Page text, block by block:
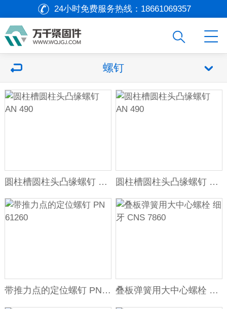
24小时免费服务热线： 18661069357
螺钉
圆柱槽圆柱头凸缘螺钉 AN 490 圆柱槽圆柱头凸缘螺钉 AN 490
带推力点的定位螺钉 PN 61260 叠板弹簧用大中心螺栓 细牙 CNS 7860